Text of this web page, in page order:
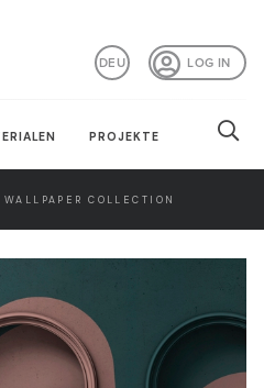
LOG IN
DEU
PROJEKTE
WALLPAPER COLLECTION